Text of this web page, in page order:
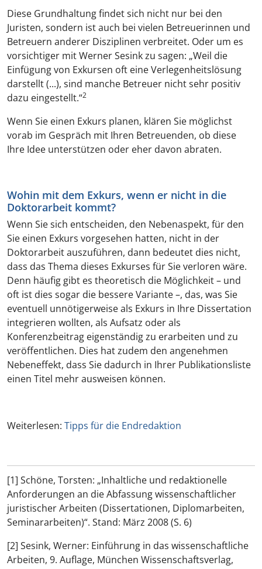
Diese Grundhaltung findet sich nicht nur bei den
Juristen, sondern ist auch bei vielen Betreuerinnen und
Betreuern anderer Disziplinen verbreitet. Oder um es
vorsichtiger mit Werner Sesink zu sagen: „Weil die
Einfügung von Exkursen oft eine Verlegenheitslösung
darstellt (...), sind manche Betreuer nicht sehr positiv
dazu eingestellt.“2
Wenn Sie einen Exkurs planen, klären Sie möglichst
vorab im Gespräch mit Ihren Betreuenden, ob diese
Ihre Idee unterstützen oder eher davon abraten.
Wohin mit dem Exkurs, wenn er nicht in die
Doktorarbeit kommt?
Wenn Sie sich entscheiden, den Nebenaspekt, für den
Sie einen Exkurs vorgesehen hatten, nicht in der
Doktorarbeit auszuführen, dann bedeutet dies nicht,
dass das Thema dieses Exkurses für Sie verloren wäre.
Denn häufig gibt es theoretisch die Möglichkeit – und
oft ist dies sogar die bessere Variante –, das, was Sie
eventuell unnötigerweise als Exkurs in Ihre Dissertation
integrieren wollten, als Aufsatz oder als
Konferenzbeitrag eigenständig zu erarbeiten und zu
veröffentlichen. Dies hat zudem den angenehmen
Nebeneffekt, dass Sie dadurch in Ihrer Publikationsliste
einen Titel mehr ausweisen können.
Weiterlesen: Tipps für die Endredaktion
[1] Schöne, Torsten: „Inhaltliche und redaktionelle
Anforderungen an die Abfassung wissenschaftlicher
juristischer Arbeiten (Dissertationen, Diplomarbeiten,
Seminararbeiten)“. Stand: März 2008(S. 6)
[2] Sesink, Werner: Einführung in das wissenschaftliche
Arbeiten, 9. Auflage, München Wissenschaftsverlag,